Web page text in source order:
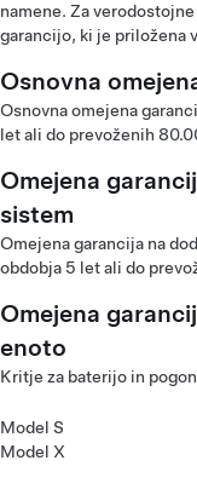
namene. Za
garancijo, ki je priložena
Osnovna
Osnovna omejena
let ali do prevoženih
Omejena
sistem
Omejena garancija na
obdobja 5 let ali do
Omejena
enoto
Kritje za baterijo in
Model S
Model X